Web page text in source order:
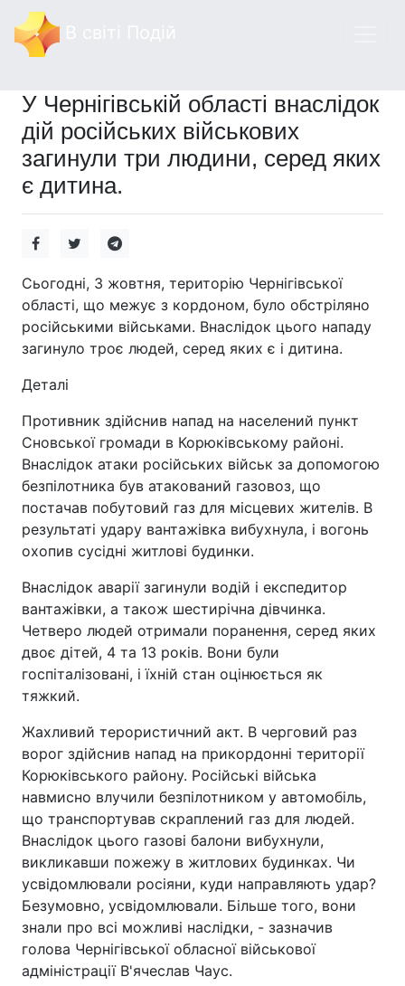
У Чернігівській області внаслідок
дій російських військових
загинули три людини, серед яких
є дитина.
Сьогодні, 3 жовтня, територію Чернігівської
області, що межує з кордоном, було обстріляно
російськими військами. Внаслідок цього нападу
загинуло троє людей, серед яких є і дитина.
Деталі
Противник здійснив напад на населений пункт
Сновської громади в Корюківському районі.
Внаслідок атаки російських військ за допомогою
безпілотника був атакований газовоз, що
постачав побутовий газ для місцевих жителів. В
результаті удару вантажівка вибухнула, і вогонь
охопив сусідні житлові будинки.
Внаслідок аварії загинули водій і експедитор
вантажівки, а також шестирічна дівчинка.
Четверо людей отримали поранення, серед яких
двоє дітей, 4 та 13 років. Вони були
госпіталізовані, і їхній стан оцінюється як
тяжкий.
Жахливий терористичний акт. В черговий раз
ворог здійснив напад на прикордонні території
Корюківського району. Російські війська
навмисно влучили безпілотником у автомобіль,
що транспортував скраплений газ для людей.
Внаслідок цього газові балони вибухнули,
викликавши пожежу в житлових будинках. Чи
усвідомлювали росіяни, куди направляють удар?
Безумовно, усвідомлювали. Більше того, вони
знали про всі можливі наслідки, - зазначив
голова Чернігівської обласної військової
адміністрації В'ячеслав Чаус.